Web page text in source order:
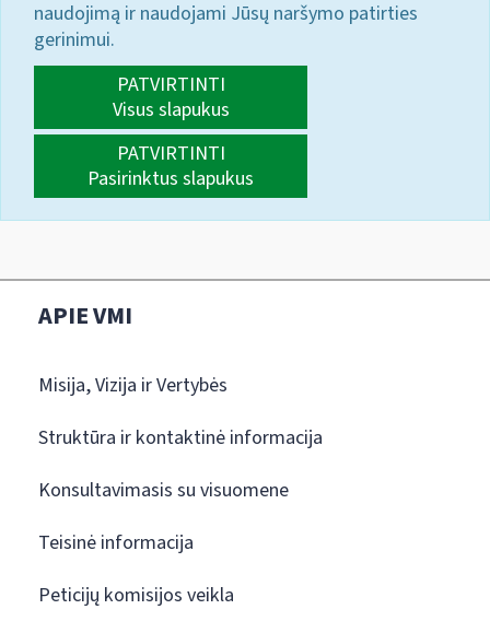
naudojimą ir naudojami Jūsų naršymo patirties
gerinimui.
PATVIRTINTI
Visus slapukus
PATVIRTINTI
Pasirinktus slapukus
APIE VMI
Misija, Vizija ir Vertybės
Struktūra ir kontaktinė informacija
Konsultavimasis su visuomene
Teisinė informacija
Peticijų komisijos veikla